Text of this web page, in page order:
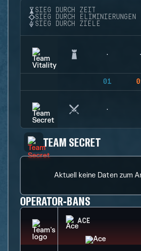
SIEG DURCH ZEIT
SIEG DURCH ELIMINIERUNGEN
SIEG DURCH ZIELE
01
TEAM SECRET
Aktuell keine Daten zum
OPERATOR-BANS
ACE